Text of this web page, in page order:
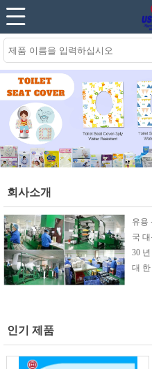
회사소개
유용
국
30
대
인기 제품